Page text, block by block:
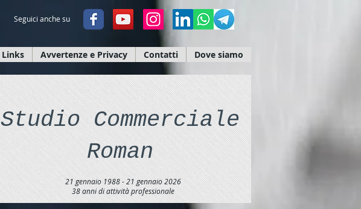
Seguici anche su
Links Avvertenze e Privacy Contatti Dove siamo
Studio Commerciale
Roman
21 gennaio 1988 - 21 gennaio 2026
38 anni di attività professionale